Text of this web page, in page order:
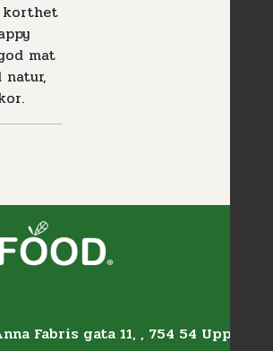
korthet
mat
natur,
Fabris gata 11, , 754 54 Uppsala